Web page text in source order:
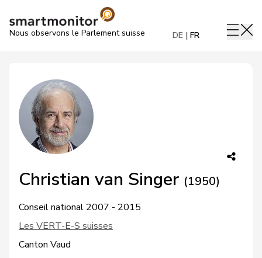
Nous observons le Parlement suisse DE FR
Christian van Singer (1950)
Conseil national 2007 - 2015
Les VERT-E-S suisses
Canton Vaud